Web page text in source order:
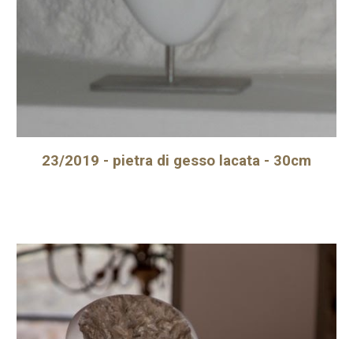
23/2019 - pietra di gesso lacata - 30cm